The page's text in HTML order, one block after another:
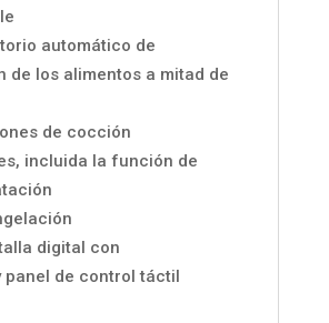
automático de
de los alimentos a mitad de
de cocción
incluida la función de
digital con
panel de control táctil